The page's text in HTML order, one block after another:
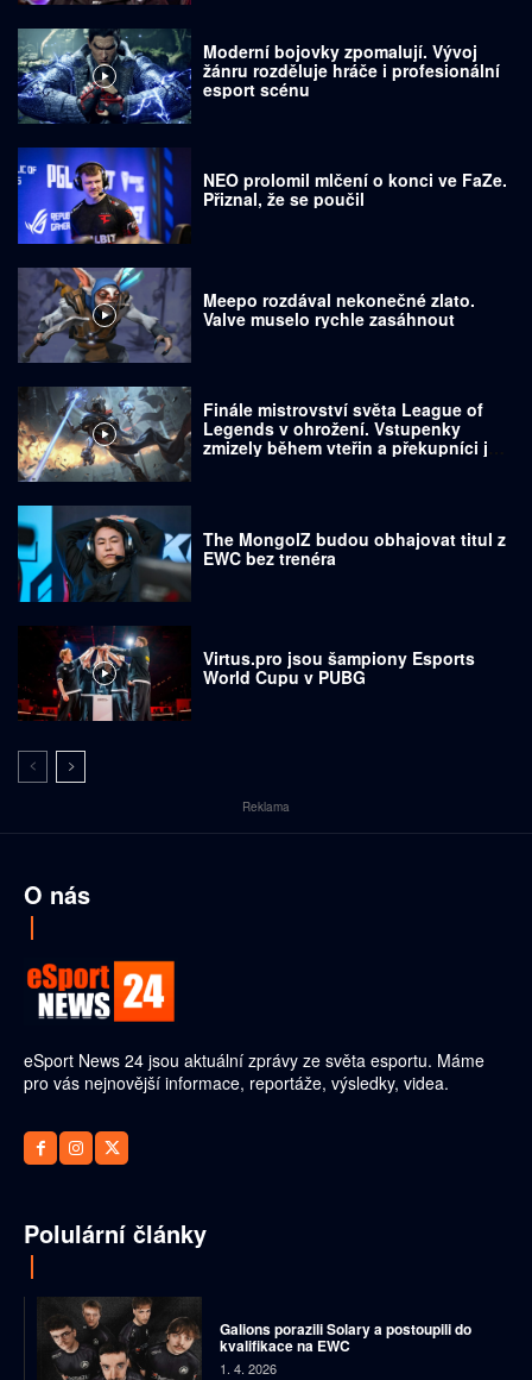
Moderní bojovky zpomalují. Vývoj
žánru rozděluje hráče i profesionální
esport scénu
NEO prolomil mlčení o konci ve FaZe.
Přiznal, že se poučil
Meepo rozdával nekonečné zlato.
Valve muselo rychle zasáhnout
Finále mistrovství světa League of
Legends v ohrožení. Vstupenky
zmizely během vteřin a překupníci je
The MongolZ budou obhajovat titul z
EWC bez trenéra
Virtus.pro jsou šampiony Esports
World Cupu v PUBG
Reklama
O nás
eSport News 24 jsou aktuální zprávy ze světa esportu. Máme
pro vás nejnovější informace, reportáže, výsledky, videa.
Polulární články
Galions porazili Solary a postoupili do
kvalifikace na EWC
1. 4. 2026